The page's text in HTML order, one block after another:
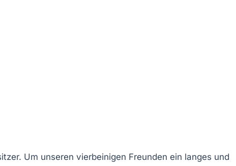
Um unseren vierbeinigen Freunden ein langes und